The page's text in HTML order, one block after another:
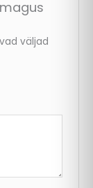
väljad